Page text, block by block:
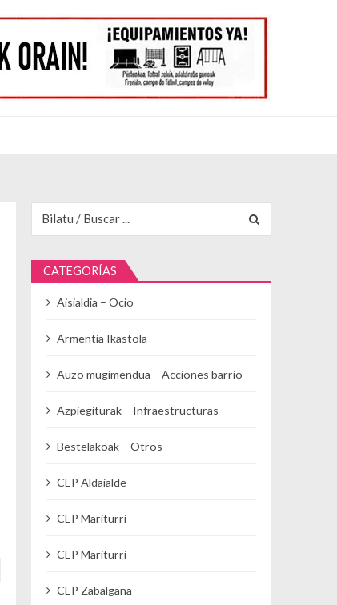
CATEGORÍAS
Aisialdia – Ocio
Armentia Ikastola
Auzo mugimendua – Acciones barrio
Azpiegiturak – Infraestructuras
Bestelakoak – Otros
CEP Aldaialde
CEP Mariturri
CEP Mariturri
CEP Zabalgana